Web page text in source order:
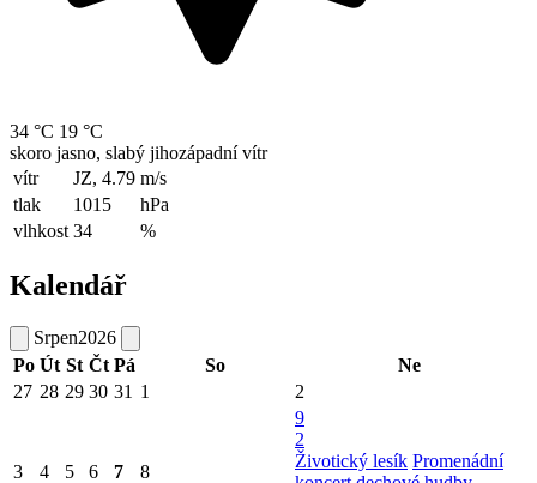
34 °C 19 °C
skoro jasno, slabý jihozápadní vítr
vítr
JZ, 4.79 m/s
tlak
1015
hPa
vlhkost 34 %
Kalendář
Srpen2026
Po Út St Čt Pá So
Ne
27 28 29 30 31 1 2
3 4 5 6 7 8
9
2
Životický lesík Promenádní